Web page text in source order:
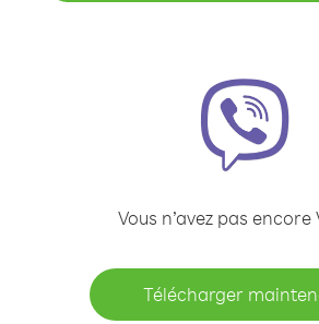
Vous n’avez pas encore
Télécharger